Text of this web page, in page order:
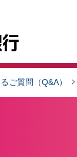
ご質問（Q&A）